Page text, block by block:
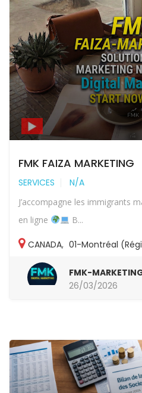
FMK FAIZA MARKETING
SERVICES N/A
J’accompagne les immigrants
en ligne
B...
CANADA, 01-Montréal
FMK-
26/03/2026